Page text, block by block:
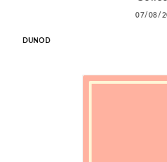
07/08/
DUNOD